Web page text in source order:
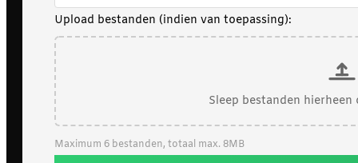
Upload bestanden (indien van toepassing):
Sleep bestanden
Maximum 6 bestanden, totaal max. 8MB